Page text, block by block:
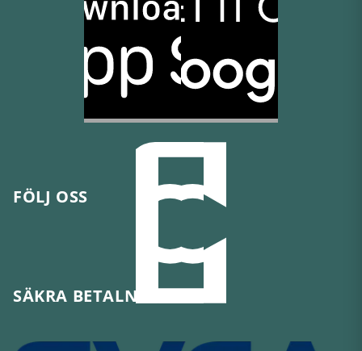
FÖLJ OSS
SÄKRA BETALNINGAR